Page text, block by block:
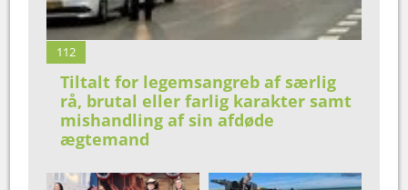
112
Tiltalt for legemsangreb af særlig
rå, brutal eller farlig karakter samt
mishandling af sin afdøde
ægtemand